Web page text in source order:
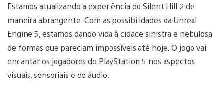
Estamos atualizando a experiência do Silent Hill 2 de
maneira abrangente. Com as possibilidades da Unreal
Engine 5, estamos dando vida à cidade sinistra e nebulosa
de formas que pareciam impossíveis até hoje. O jogo vai
encantar os jogadores do PlayStation 5 nos aspectos
visuais, sensoriais e de áudio.